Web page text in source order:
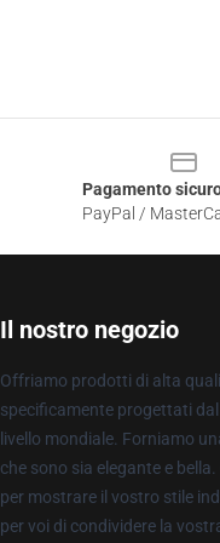
Pagamento
PayPal /
Il nostro negozio
Offriamo prodotti di alta
specificamente progettati
livello mondiale. Forniamo
che sono sia elegante e
per mostrare il vostro stile
per voi di condividere la